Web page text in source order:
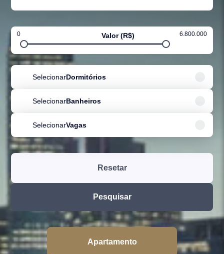
0 Valor (R$) 6.800.000
SelecionarDormitórios
SelecionarBanheiros
SelecionarVagas
Resetar
Pesquisar
Apartamento